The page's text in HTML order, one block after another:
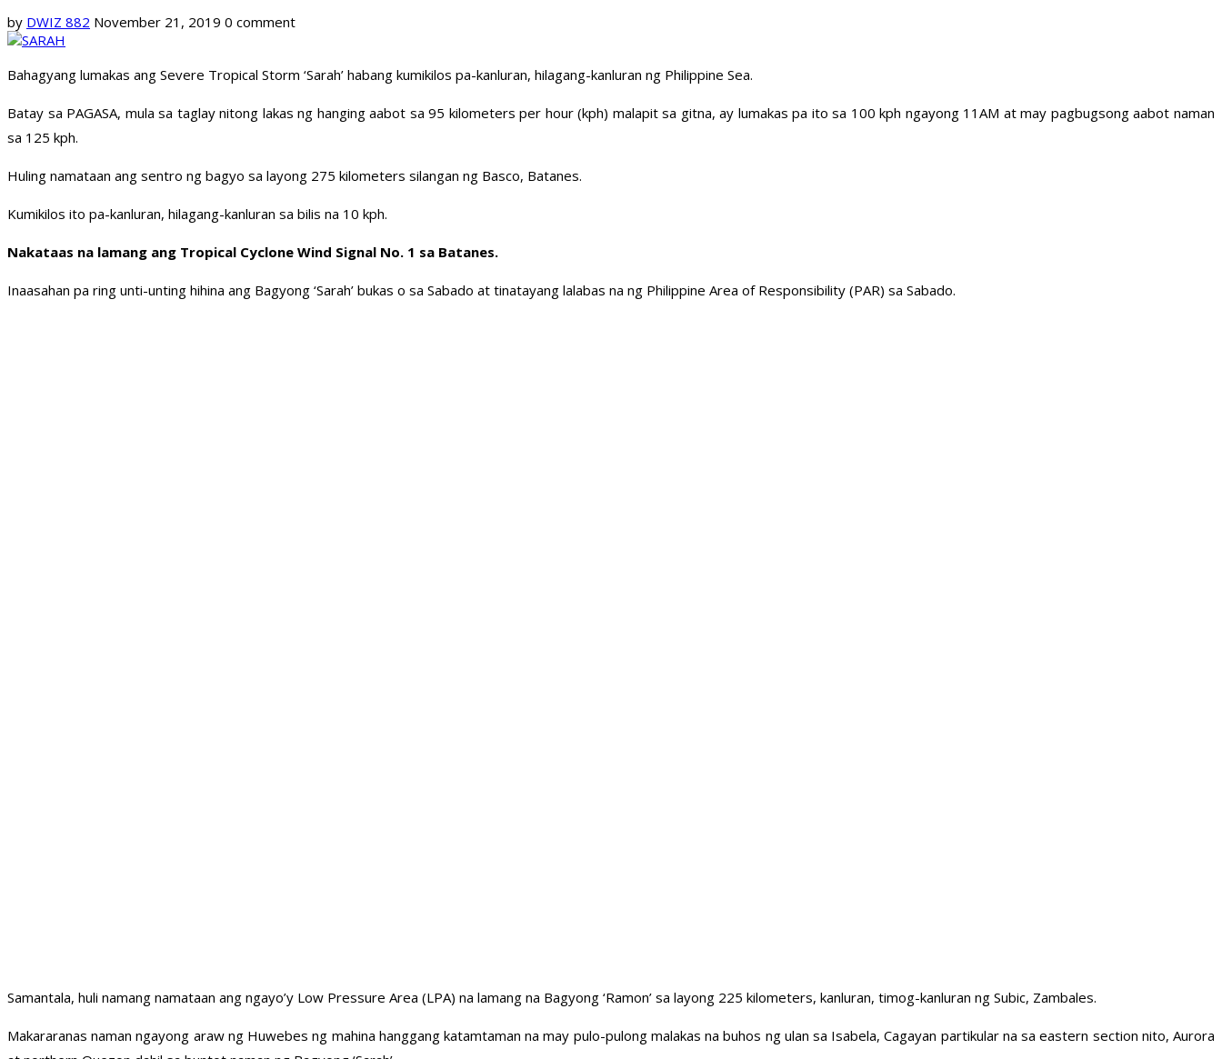
by DWIZ 882 November 21, 2019 0 comment
Bahagyang lumakas ang Severe Tropical Storm ‘Sarah’ habang kumikilos pa-kanluran, hilagang-kanluran ng Philippine Sea.
Batay sa PAGASA, mula sa taglay nitong lakas ng hanging aabot sa 95 kilometers per hour (kph) malapit sa gitna, ay lumakas pa ito sa 100 kph ngayong 11AM at may pagbugsong aabot naman
sa 125 kph.
Huling namataan ang sentro ng bagyo sa layong 275 kilometers silangan ng Basco, Batanes.
Kumikilos ito pa-kanluran, hilagang-kanluran sa bilis na 10 kph.
Nakataas na lamang ang Tropical Cyclone Wind Signal No. 1 sa Batanes.
Inaasahan pa ring unti-unting hihina ang Bagyong ‘Sarah’ bukas o sa Sabado at tinatayang lalabas na ng Philippine Area of Responsibility (PAR) sa Sabado.
Samantala, huli namang namataan ang ngayo’y Low Pressure Area (LPA) na lamang na Bagyong ‘Ramon’ sa layong 225 kilometers, kanluran, timog-kanluran ng Subic, Zambales.
Makararanas naman ngayong araw ng Huwebes ng mahina hanggang katamtaman na may pulo-pulong malakas na buhos ng ulan sa Isabela, Cagayan partikular na sa eastern section nito, Aurora